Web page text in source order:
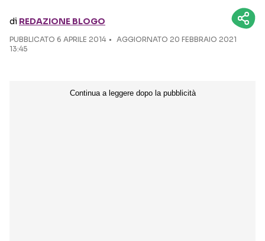
di REDAZIONE BLOGO
PUBBLICATO 6 APRILE 2014
AGGIORNATO 20 FEBBRAIO 2021
13:45